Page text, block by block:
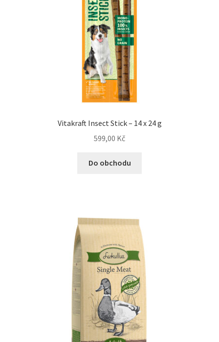
Vitakraft Insect Stick – 14 x 24 g
599,00 Kč
Do obchodu